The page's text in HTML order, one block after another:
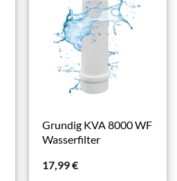
Grundig KVA 8000 WF
Wasserfilter
17,99€